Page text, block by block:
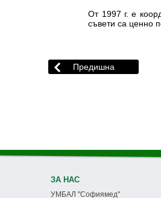
От 1997 г. е
съвети са ценно
ЗА НАС
УМБАЛ "Софиямед"